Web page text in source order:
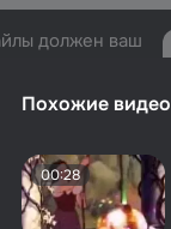
Похожие видео
00:28
должен ваш